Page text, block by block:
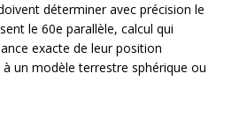
déterminer avec précision le
le 60e parallèle, calcul qui
exacte de leur position
un modèle terrestre sphérique ou